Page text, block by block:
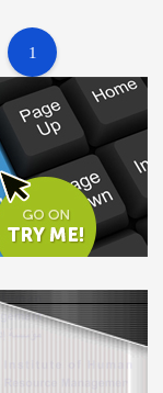
1